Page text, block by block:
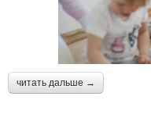
читать дальше →